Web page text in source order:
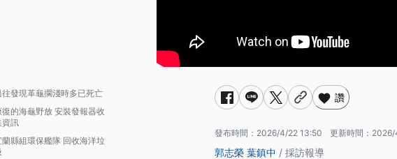
往發現革龜擱淺時多已死亡
復的海龜野放 安裝發報器收
資訊
蘭縣組環保艦隊 回收海洋垃
讚
發布時間： 2026/4/22 13:50 更新時間： 2026/
郭志榮 葉鎮中 / 採訪報導